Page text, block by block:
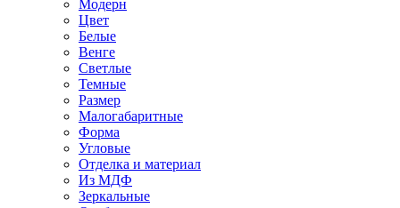
Модерн
Цвет
Белые
Венге
Светлые
Темные
Размер
Малогабаритные
Форма
Угловые
Отделка и материал
Из МДФ
Зеркальные